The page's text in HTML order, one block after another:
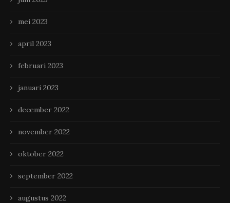
mei 2023
april 2023
februari 2023
januari 2023
december 2022
november 2022
oktober 2022
september 2022
augustus 2022